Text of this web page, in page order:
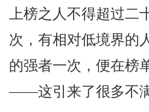
上榜之人不得超过二
次，有相对低境界的
的强者一次，便在榜
——这引来了很多不满